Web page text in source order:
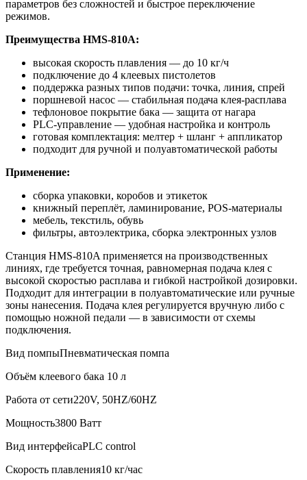
параметров без сложностей и быстрое переключение
режимов.
Преимущества HMS-810A:
высокая скорость плавления — до 10 кг/ч
подключение до 4 клеевых пистолетов
поддержка разных типов подачи: точка, линия, спрей
поршневой насос — стабильная подача клея-расплава
тефлоновое покрытие бака — защита от нагара
PLC-управление — удобная настройка и контроль
готовая комплектация: мелтер + шланг + аппликатор
подходит для ручной и полуавтоматической работы
Применение:
сборка упаковки, коробов и этикеток
книжный переплёт, ламинирование, POS-материалы
мебель, текстиль, обувь
фильтры, автоэлектрика, сборка электронных узлов
Станция HMS-810A применяется на производственных
линиях, где требуется точная, равномерная подача клея с
высокой скоростью расплава и гибкой настройкой дозировки.
Подходит для интеграции в полуавтоматические или ручные
зоны нанесения. Подача клея регулируется вручную либо с
помощью ножной педали — в зависимости от схемы
подключения.
Вид помпыПневматическая помпа
Объём клеевого бака 10 л
Работа от сети220V, 50HZ/60HZ
Мощность3800 Ватт
Вид интерфейсаPLC control
Скорость плавления10 кг/час